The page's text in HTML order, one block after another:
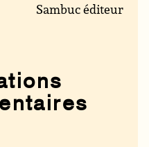
Sambuc éditeur